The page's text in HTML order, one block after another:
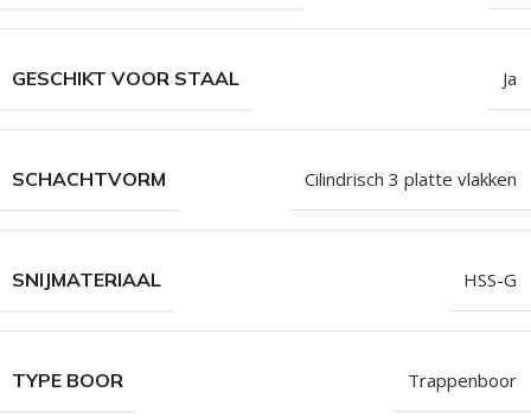
GESCHIKT VOOR STAAL Ja
SCHACHTVORM Cilindrisch 3 platte vlakken
SNIJMATERIAAL HSS-G
TYPE BOOR Trappenboor